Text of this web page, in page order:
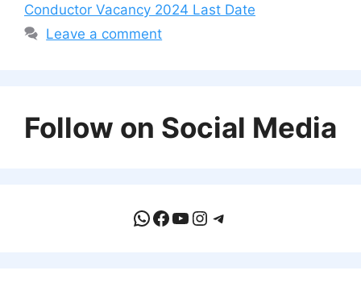
Conductor Vacancy 2024 Last Date
Leave a comment
Follow on Social Media
WhatsApp
Facebook
YouTube
Instagram
Telegram